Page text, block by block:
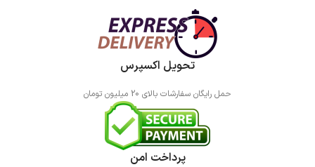
تحویل اکسپرس
حمل رایگان سفارشات بالای 20 میلیون تومان
پرداخت امن